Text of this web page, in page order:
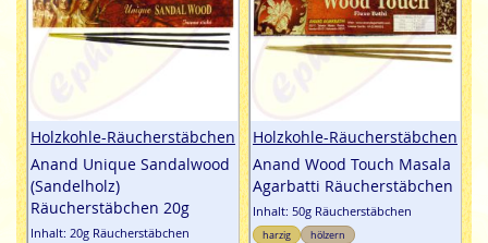
Holzkohle-Räucherstäbchen
Anand Unique Sandalwood
(Sandelholz)
Räucherstäbchen 20g
Inhalt: 20g Räucherstäbchen
Holzkohle-Räucherstäbchen
Anand Wood Touch Masala
Agarbatti Räucherstäbchen
Inhalt: 50g Räucherstäbchen
harzig hölzern